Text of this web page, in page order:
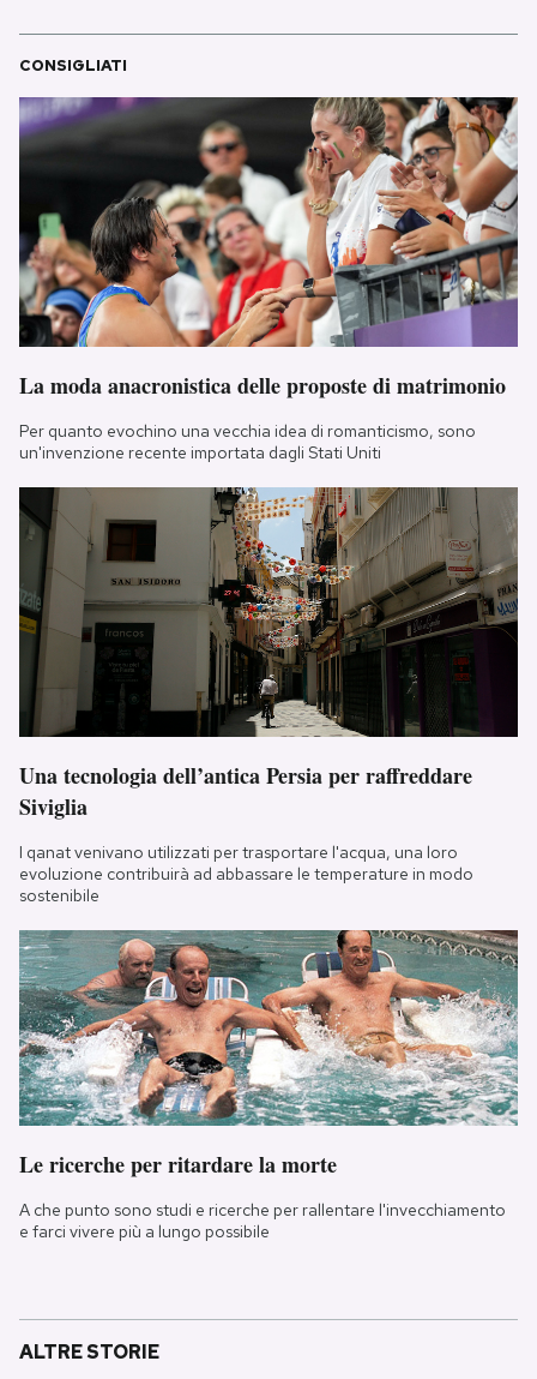
CONSIGLIATI
La moda anacronistica delle proposte di matrimonio
Per quanto evochino una vecchia idea di romanticismo, sono
un'invenzione recente importata dagli Stati Uniti
Una tecnologia dell’antica Persia per raffreddare
Siviglia
I qanat venivano utilizzati per trasportare l'acqua, una loro
evoluzione contribuirà ad abbassare le temperature in modo
sostenibile
Le ricerche per ritardare la morte
A che punto sono studi e ricerche per rallentare l'invecchiamento
e farci vivere più a lungo possibile
ALTRE STORIE